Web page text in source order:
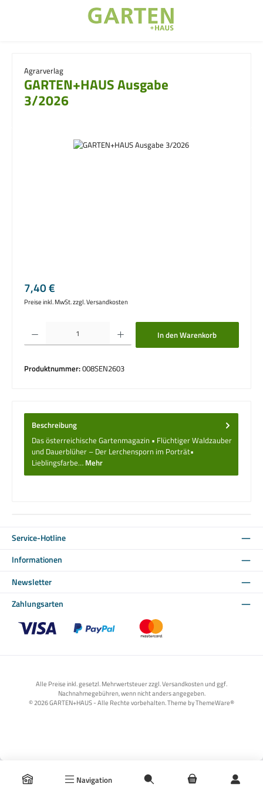
Navigation
Agrarverlag
GARTEN+HAUS Ausgabe
3/2026
Bildergalerie überspringen
Regulärer Preis:
7,40 €
Preise inkl. MwSt. zzgl. Versandkosten
Produkt Anzahl: Gib den gewünschten Wert ein oder benutze die Schaltflächen um
In den Warenkorb
Produktnummer:008SEN2603
Beschreibung
Das österreichische Gartenmagazin • Flüchtiger Waldzauber
und Dauerblüher – Der Lerchensporn im Porträt•
Lieblingsfarbe… Mehr
Service-Hotline
Informationen
Newsletter
Zahlungsarten
Alle Preise inkl. gesetzl. Mehrwertsteuer zzgl. Versandkosten und ggf.
Nachnahmegebühren, wenn nicht anders angegeben.
© 2026 GARTEN+HAUS - Alle Rechte vorbehalten. Theme byThemeWare®